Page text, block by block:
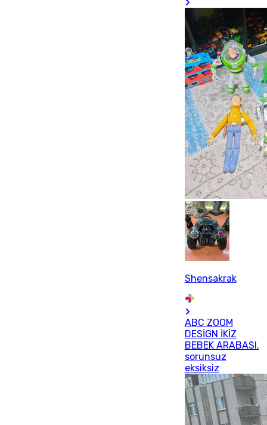
Shensakrak
ABC ZOOM
DESİGN İKİZ
BEBEK ARABASI.
sorunsuz
eksiksiz